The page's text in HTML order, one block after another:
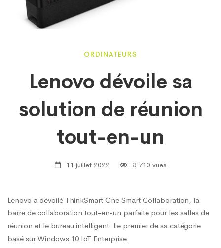
Lenovo
dévoile
solution
de
réunion
ORDINATEURS
Lenovo dévoile sa
solution de réunion
tout-en-un
11 juillet 2022 3 710 vues
Lenovo a dévoilé ThinkSmart One Smart Collaboration, la
barre de collaboration tout-en-un parfaite pour les salles de
réunion et le bureau intelligent. Le premier de sa catégorie
basé sur Windows 10 IoT Enterprise.